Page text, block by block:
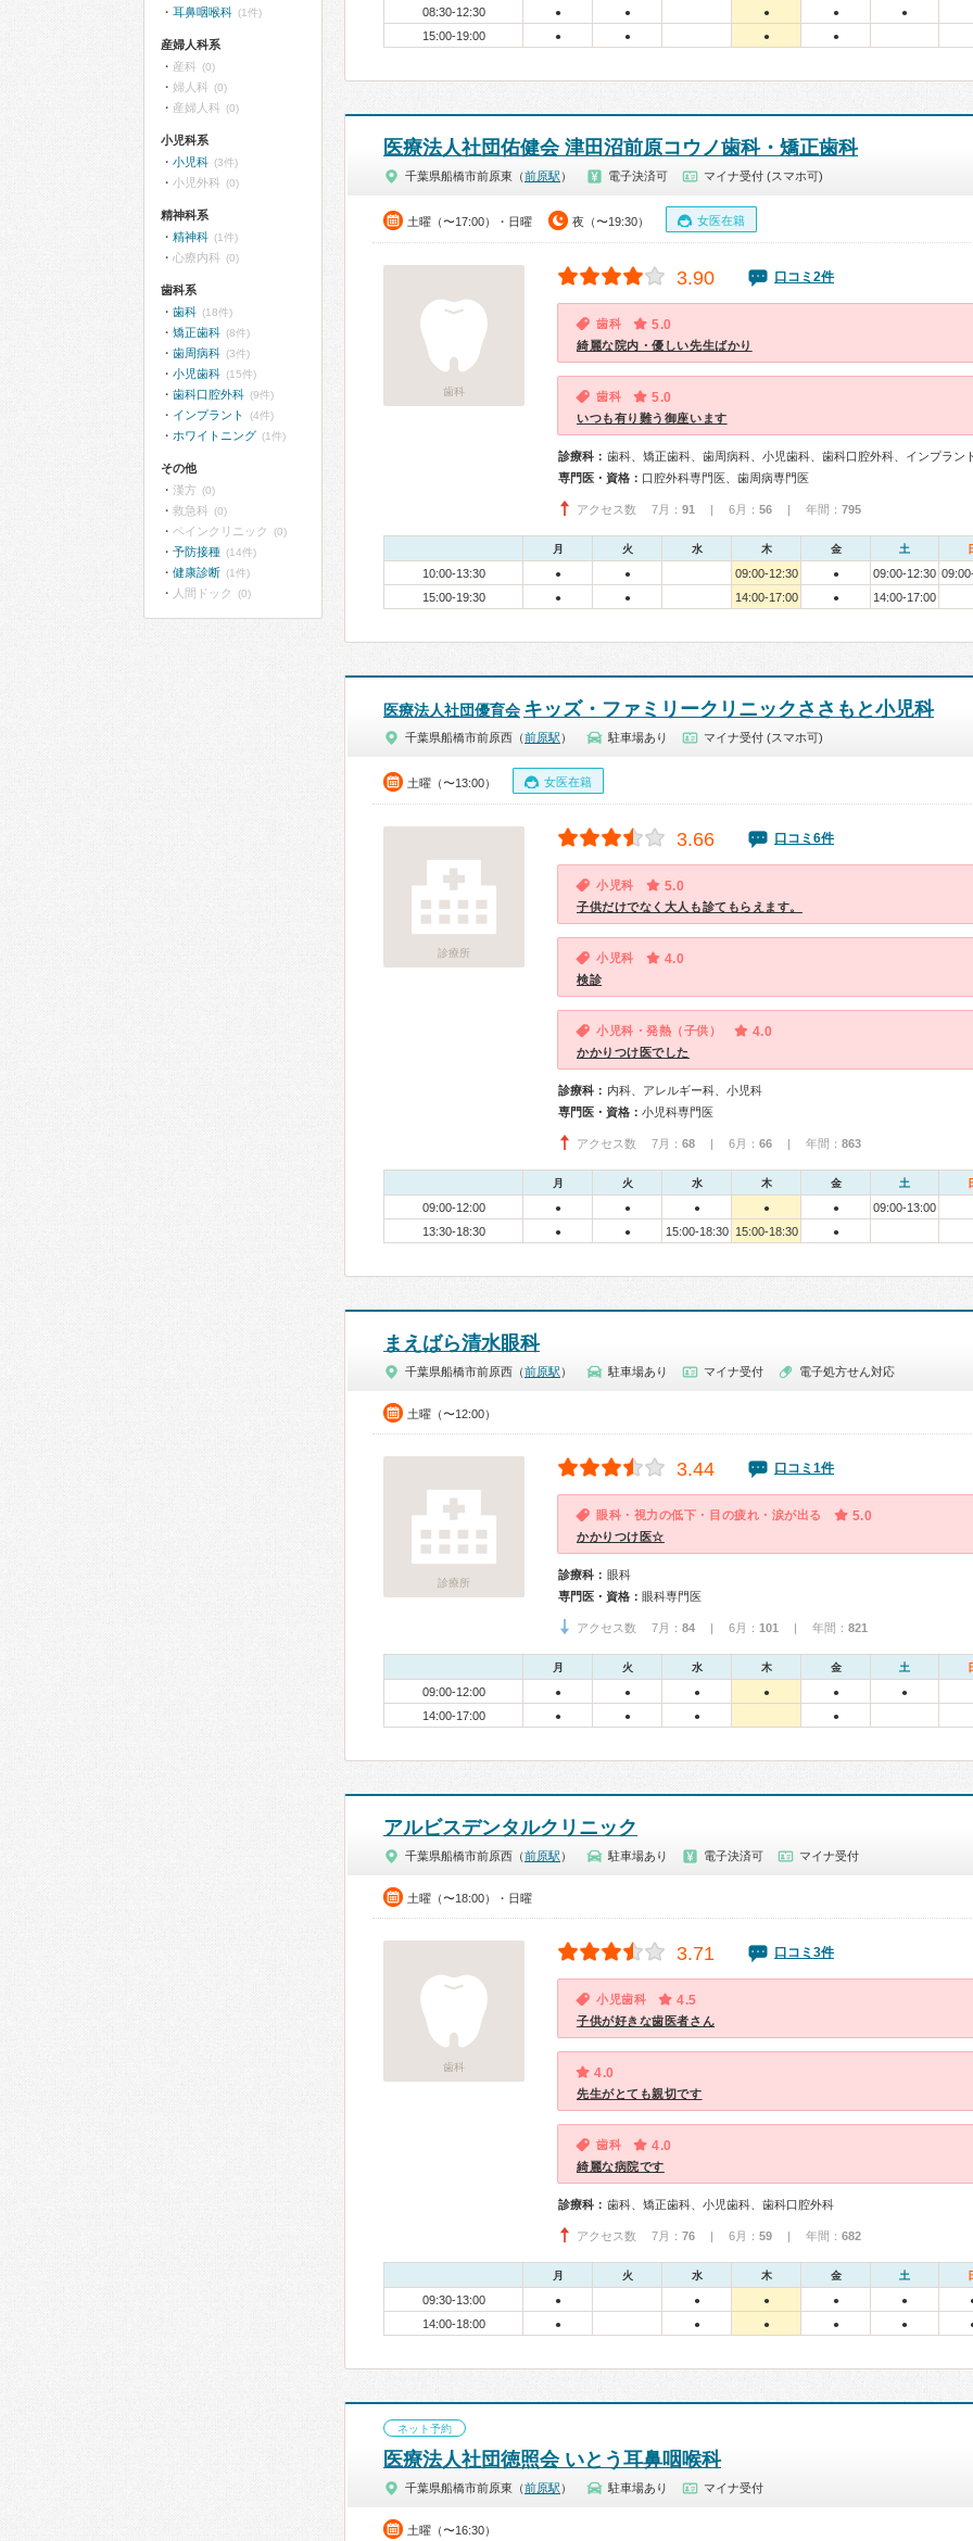
08:30-12:30 ● ● ● ● ●
15:00-19:00 ● ● ● ●
医療法人社団佑健会 津田沼前原コウノ歯科・矯正歯科
千葉県船橋市前原東（前原駅 ） 電子決済可 マイナ受付 (スマホ可)
土曜（〜17:00）・日曜 夜（〜19:30） 女医在籍
歯科
3.90 口コミ2件
歯科 5.0
綺麗な院内・優しい先生ばかり
歯科 5.0
いつも有り難う御座います
診療科： 歯科、矯正歯科、歯周病科、小児歯科、歯科口腔外科、インプラン
専門医・資格： 口腔外科専門医、歯周病専門医
アクセス数 7月： 91 | 6月： 56 | 年間： 795
月 火 水 木 金 土
10:00-13:30 ● ● 09:00-12:30 ● 09:00-12:30
15:00-19:30
● ● 14:00-17:00 ● 14:00-17:00
医療法人社団優育会 キッズ・ファミリークリニックささもと小児科
千葉県船橋市前原西（前原駅 ） 駐車場あり マイナ受付 (スマホ可)
土曜（〜13:00） 女医在籍
診療所
3.66 口コミ6件
小児科 5.0
子供だけでなく大人も診てもらえます。
小児科 4.0
検診
小児科・発熱（子供） 4.0
かかりつけ医でした
診療科： 内科、アレルギー科、小児科
専門医・資格： 小児科専門医
アクセス数 7月： 68 | 6月： 66 | 年間： 863
月 火 水 木 金 土
09:00-12:00 ● ● ● ● ●
09:00-13:00
13:30-18:30
● ● 15:00-18:30 15:00-18:30 ●
まえばら清水眼科
千葉県船橋市前原西（前原駅 ） 駐車場あり マイナ受付 電子処方せん対応
土曜（〜12:00）
診療所
3.44 口コミ1件
眼科・視力の低下・目の疲れ・涙が出る 5.0
かかりつけ医☆
診療科： 眼科
専門医・資格： 眼科専門医
アクセス数 7月： 84 | 6月： 101 | 年間： 821
月 火 水 木 金 土
09:00-12:00 ● ● ● ● ● ●
14:00-17:00 ● ● ● ●
アルビスデンタルクリニック
千葉県船橋市前原西（前原駅 ） 駐車場あり 電子決済可 マイナ受付
土曜（〜18:00）・日曜
歯科
3.71 口コミ3件
小児歯科 4.5
子供が好きな歯医者さん
4.0
先生がとても親切です
歯科 4.0
綺麗な病院です
診療科： 歯科、矯正歯科、小児歯科、歯科口腔外科
アクセス数 7月： 76 | 6月： 59 | 年間： 682
月 火 水 木 金 土
09:30-13:00 ● ● ● ● ●
14:00-18:00 ● ● ● ● ●
ネット予約
医療法人社団徳照会 いとう耳鼻咽喉科
千葉県船橋市前原東（前原駅 ） 駐車場あり マイナ受付
土曜（〜16:30）
耳鼻咽喉科 (1件)
産婦人科系
産科 (0)
婦人科 (0)
産婦人科 (0)
小児科系
小児科 (3件)
小児外科 (0)
精神科系
精神科 (1件)
心療内科 (0)
歯科系
歯科 (18件)
矯正歯科 (8件)
歯周病科 (3件)
小児歯科 (15件)
歯科口腔外科 (9件)
インプラント (4件)
ホワイトニング (1件)
その他
漢方 (0)
救急科 (0)
ペインクリニック (0)
予防接種 (14件)
健康診断 (1件)
人間ドック (0)